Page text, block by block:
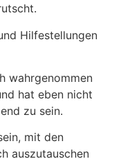
Hilfestellungen
wahrgenommen
hat eben nicht
zu sein.
mit den
auszutauschen